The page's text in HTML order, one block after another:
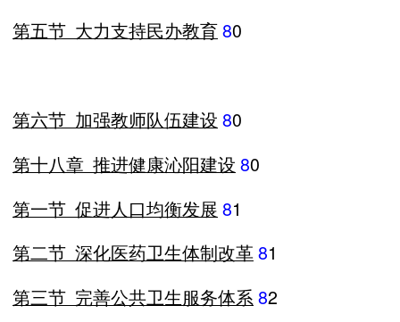
第五节 大力支持民办教育80
第六节 加强教师队伍建设 80
第十八章 推进健康沁阳建设 80
第一节 促进人口均衡发展 81
第二节 深化医药卫生体制改革 81
第三节 完善公共卫生服务体系82